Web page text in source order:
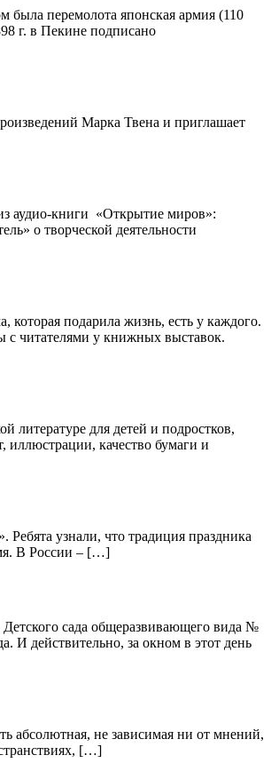
перемолота японская армия (110
г. в Пекине подписано
Марка Твена и приглашает
аудио-книги «Открытие миров»:
о творческой деятельности
подарила жизнь, есть у каждого.
с читателями у книжных выставок.
литературе для детей и подростков,
качество бумаги и
узнали, что традиция праздника
В России – […]
сада общеразвивающего вида №
И действительно, за окном в этот день
абсолютная, не зависимая ни от мнений,
[…]